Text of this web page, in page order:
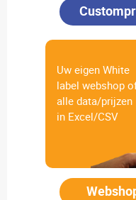
Uw eigen White
label webshop
alle data/prijzen
in Excel/CSV